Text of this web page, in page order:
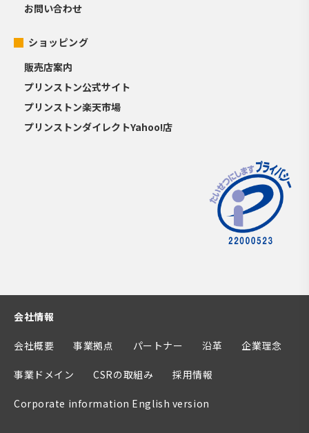
お問い合わせ
ショッピング
販売店案内
プリンストン公式サイト
プリンストン楽天市場
プリンストンダイレクトYahoo!店
会社情報
会社概要 事業拠点 パートナー 沿革 企業理念
事業ドメイン CSRの取組み 採用情報
Corporate information English version